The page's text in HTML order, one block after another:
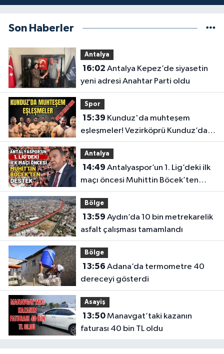
Son Haberler
Antalya
16:02
yeni adresi Anahtar Parti oldu
Spor
15:39
eşleşmeler! Vezirköprü Kunduz’da
nefesler tutuldu, son 16 belli oldu
Antalya
14:49
maçı öncesi Muhittin Böcek’ten
destek
Bölge
13:59
asfalt çalışması tamamlandı
Bölge
13:56
dereceyi gösterdi
Asayiş
13:50Manavgat’taki kazanın
faturası 40 bin TL oldu